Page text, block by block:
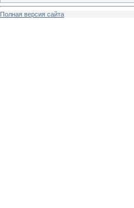
Полная версия сайта